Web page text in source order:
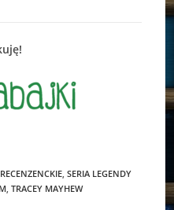
RECENZENCKIE, SERIA LEGENDY
, TRACEY MAYHEW